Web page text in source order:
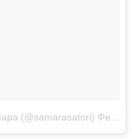
(@samarasatori) Фев 9, 2018 в 10:51 PST